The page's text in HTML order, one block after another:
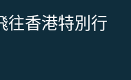
往香港特別行